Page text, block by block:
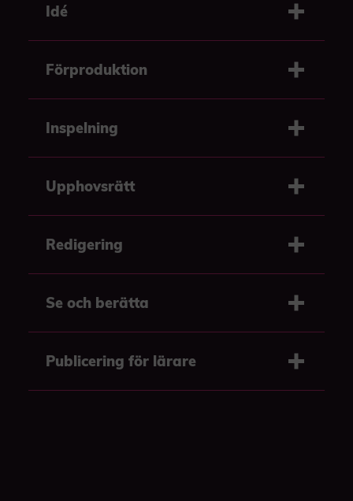
Idé
Förproduktion
Inspelning
Upphovsrätt
Redigering
Se och berätta
Publicering för lärare